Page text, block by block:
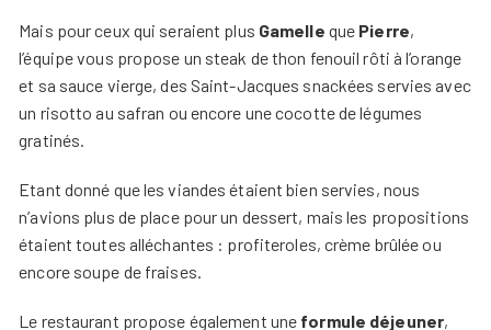
Mais pour ceux qui seraient plus Gamelle que Pierre,
l’équipe vous propose un steak de thon fenouil rôti à l’orange
et sa sauce vierge, des Saint-Jacques snackées servies avec
un risotto au safran ou encore une cocotte de légumes
gratinés.
Etant donné que les viandes étaient bien servies, nous
n’avions plus de place pour un dessert, mais les propositions
étaient toutes alléchantes : profiteroles, crème brûlée ou
encore soupe de fraises.
Le restaurant propose également une formule déjeuner,